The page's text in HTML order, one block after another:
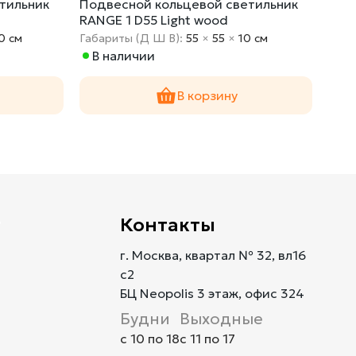
cм
Подвесной кольцевой светильник
RANGE 1 D55 Light wood
Габариты (Д Ш В):55 ×55 ×10 cм
В наличии
В корзину
Контакты
г. Москва, квартал № 32, вл16
с2
БЦ Neopolis 3 этаж, офис 324
Будни
с 10 по 18
Выходные
с 11 по 17